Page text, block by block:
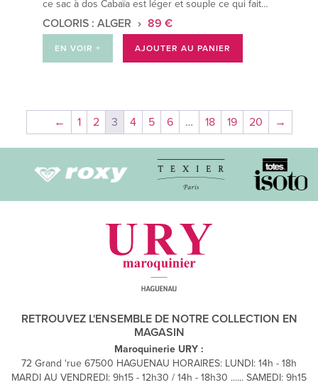
ce sac à dos Cabaïa est léger et souple ce qui fait…
COLORIS : ALGER 89 €
EN VOIR + AJOUTER AU PANIER
← 1 2 3 4 5 6 … 18 19 20 →
RETROUVEZ L'ENSEMBLE DE NOTRE COLLECTION EN
MAGASIN
Maroquinerie URY :
72 Grand 'rue 67500 HAGUENAU HORAIRES: LUNDI: 14h - 18h
MARDI AU VENDREDI: 9h15 - 12h30 / 14h - 18h30 ...... SAMEDI: 9h15